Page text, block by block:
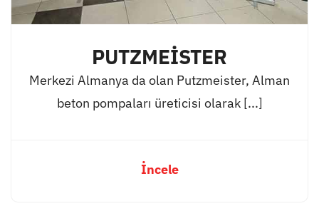
PUTZMEİSTER
Merkezi Almanya da olan Putzmeister, Alman
beton pompaları üreticisi olarak [...]
İncele